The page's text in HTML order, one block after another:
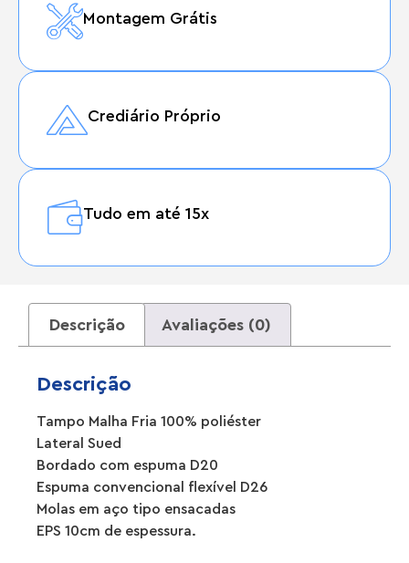
Montagem Grátis
Crediário Próprio
Tudo em até 15x
Descrição Avaliações (0)
Descrição
Tampo Malha Fria 100% poliéster
Lateral Sued
Bordado com espuma D20
Espuma convencional flexível D26
Molas em aço tipo ensacadas
EPS 10cm de espessura.